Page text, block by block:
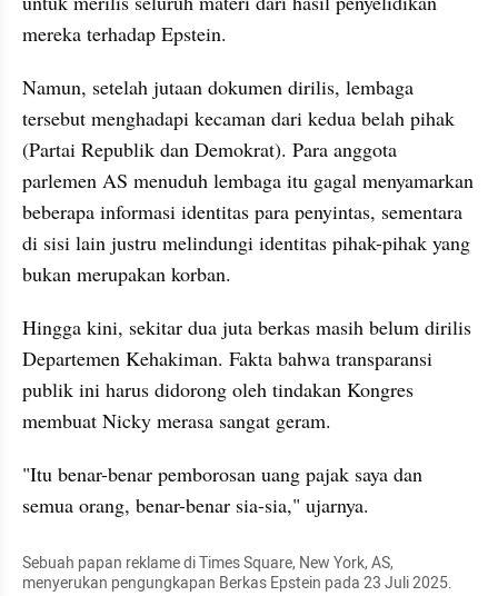
mereka terhadap Epstein.
Namun, setelah jutaan dokumen dirilis, lembaga
tersebut menghadapi kecaman dari kedua belah pihak
(Partai Republik dan Demokrat). Para anggota
parlemen AS menuduh lembaga itu gagal menyamarkan
beberapa informasi identitas para penyintas, sementara
di sisi lain justru melindungi identitas pihak-pihak yang
bukan merupakan korban.
Hingga kini, sekitar dua juta berkas masih belum dirilis
Departemen Kehakiman. Fakta bahwa transparansi
publik ini harus didorong oleh tindakan Kongres
membuat Nicky merasa sangat geram.
"Itu benar-benar pemborosan uang pajak saya dan
semua orang, benar-benar sia-sia," ujarnya.
Sebuah papan reklame di Times Square, New York, AS,
menyerukan pengungkapan Berkas Epstein pada 23 Juli 2025.